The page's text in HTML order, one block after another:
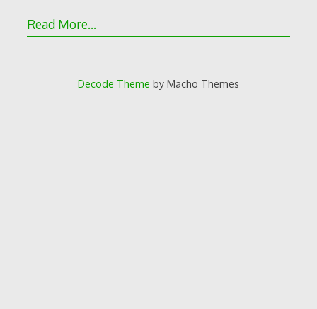
Read More…
Decode Theme by Macho Themes